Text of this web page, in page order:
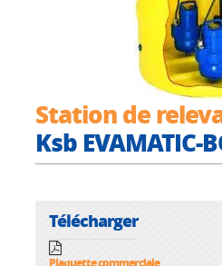
Station de
Ksb EVAMATIC-
Télécharger